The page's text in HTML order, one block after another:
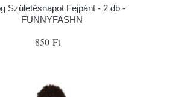
Születésnapot Fejpánt - 2 db -
FUNNYFASHN
850 Ft